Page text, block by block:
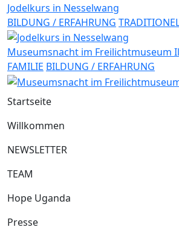
Jodelkurs in Nesselwang
BILDUNG / ERFAHRUNG
Museumsnacht im Freilichtmuseum
FAMILIE BILDUNG / ERFAHRUNG
Startseite
Willkommen
NEWSLETTER
TEAM
Hope Uganda
Presse